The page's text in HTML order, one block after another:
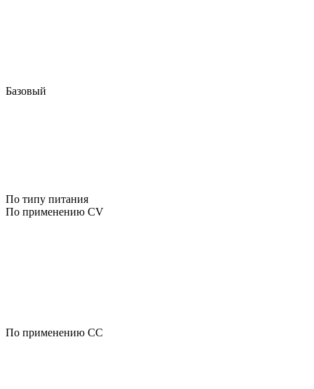
Базовый
По типу питания
По применению CV
По применению CC